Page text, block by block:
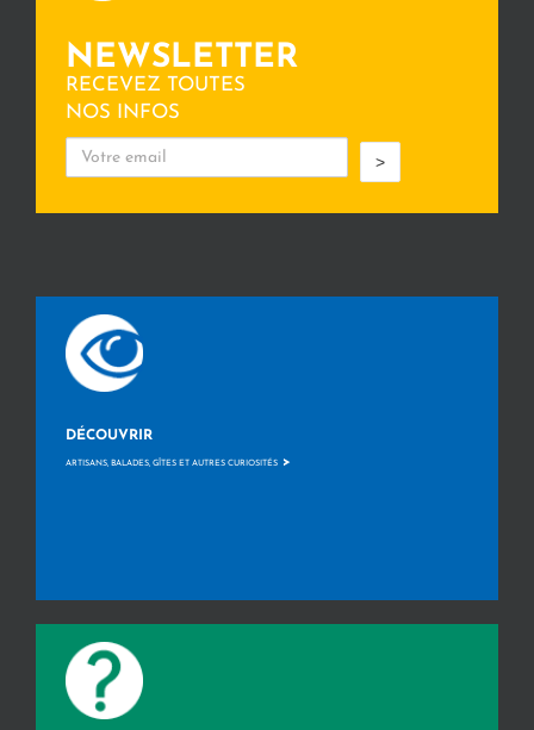
NEWSLETTER
RECEVEZ TOUTES
NOS INFOS
>
DÉCOUVRIR
ARTISANS, BALADES, GÎTES ET AUTRES CURIOSITÉS >